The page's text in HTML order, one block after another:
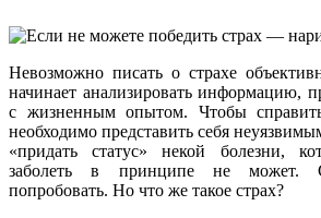
Невозможно писать о страхе
начинает анализировать информацию,
с жизненным опытом. Чтобы
необходимо представить себя
«придать статус» некой болезни,
заболеть в принципе не может.
попробовать. Но что же такое страх?